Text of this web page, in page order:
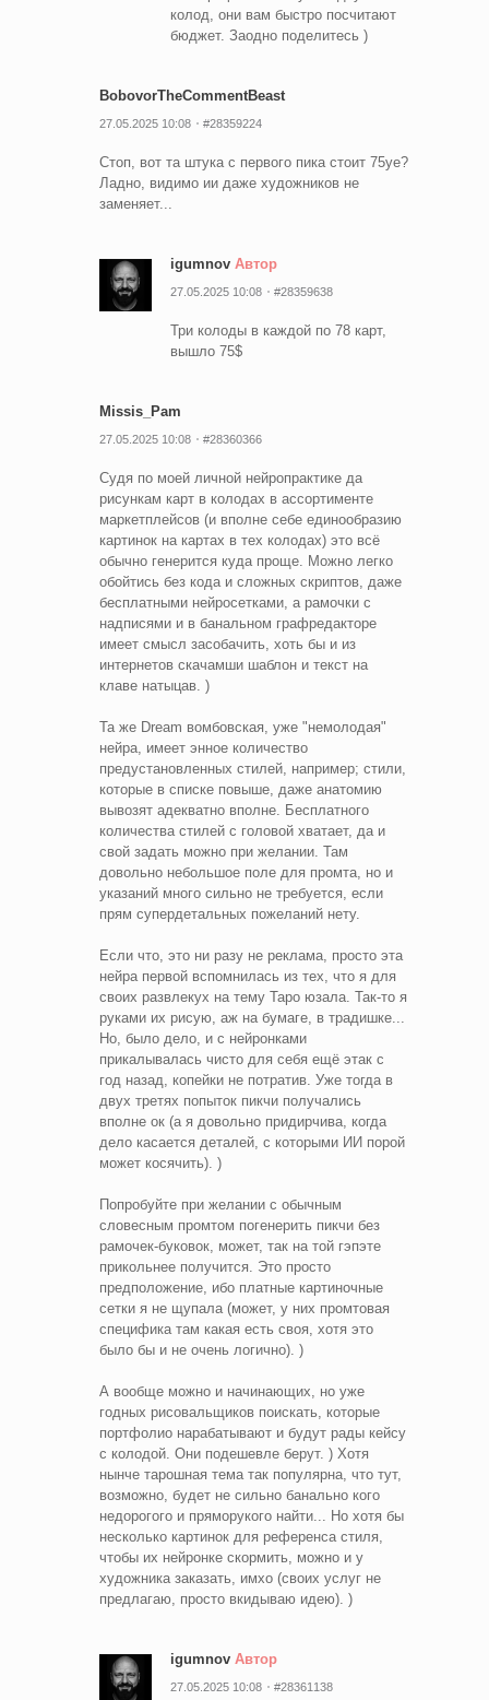
колод, они вам быстро посчитают
бюджет. Заодно поделитесь )
BobovorTheCommentBeast
27.05.2025 10:08 #28359224
Стоп, вот та штука с первого пика стоит 75уе?
Ладно, видимо ии даже художников не
заменяет...
igumnov Автор
27.05.2025 10:08 #28359638
Три колоды в каждой по 78 карт,
вышло 75$
Missis_Pam
27.05.2025 10:08 #28360366
Судя по моей личной нейропрактике да
рисункам карт в колодах в ассортименте
маркетплейсов (и вполне себе единообразию
картинок на картах в тех колодах) это всё
обычно генерится куда проще. Можно легко
обойтись без кода и сложных скриптов, даже
бесплатными нейросетками, а рамочки с
надписями и в банальном графредакторе
имеет смысл засобачить, хоть бы и из
интернетов скачамши шаблон и текст на
клаве натыцав. )
Та же Dream вомбовская, уже "немолодая"
нейра, имеет энное количество
предустановленных стилей, например; стили,
которые в списке повыше, даже анатомию
вывозят адекватно вполне. Бесплатного
количества стилей с головой хватает, да и
свой задать можно при желании. Там
довольно небольшое поле для промта, но и
указаний много сильно не требуется, если
прям супердетальных пожеланий нету.
Если что, это ни разу не реклама, просто эта
нейра первой вспомнилась из тех, что я для
своих развлекух на тему Таро юзала. Так-то я
руками их рисую, аж на бумаге, в традишке...
Но, было дело, и с нейронками
прикалывалась чисто для себя ещё этак с
год назад, копейки не потратив. Уже тогда в
двух третях попыток пикчи получались
вполне ок (а я довольно придирчива, когда
дело касается деталей, с которыми ИИ порой
может косячить). )
Попробуйте при желании с обычным
словесным промтом погенерить пикчи без
рамочек-буковок, может, так на той гэпэте
прикольнее получится. Это просто
предположение, ибо платные картиночные
сетки я не щупала (может, у них промтовая
специфика там какая есть своя, хотя это
было бы и не очень логично). )
А вообще можно и начинающих, но уже
годных рисовальщиков поискать, которые
портфолио нарабатывают и будут рады кейсу
с колодой. Они подешевле берут. ) Хотя
нынче тарошная тема так популярна, что тут,
возможно, будет не сильно банально кого
недорогого и пряморукого найти... Но хотя бы
несколько картинок для референса стиля,
чтобы их нейронке скормить, можно и у
художника заказать, имхо (своих услуг не
предлагаю, просто вкидываю идею). )
igumnov Автор
27.05.2025 10:08 #28361138